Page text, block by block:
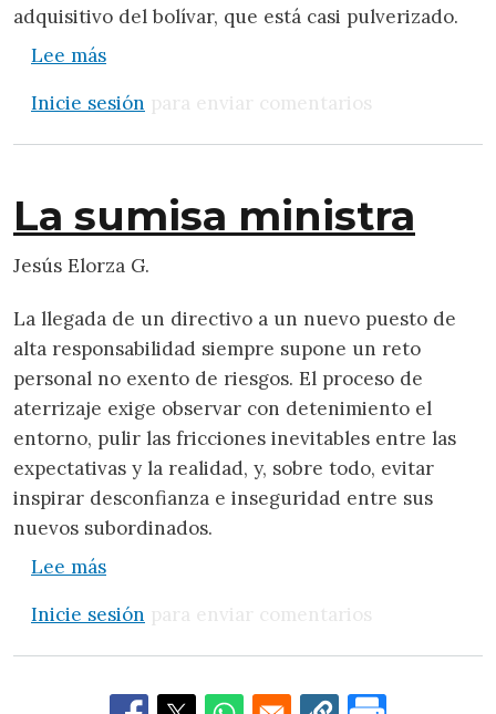
adquisitivo del bolívar, que está casi pulverizado.
Lee mássobre ¿Dolarización de nuestra economía?
Inicie sesión para enviar comentarios
La sumisa ministra
Jesús Elorza G.
La llegada de un directivo a un nuevo puesto de
alta responsabilidad siempre supone un reto
personal no exento de riesgos. El proceso de
aterrizaje exige observar con detenimiento el
entorno, pulir las fricciones inevitables entre las
expectativas y la realidad, y, sobre todo, evitar
inspirar desconfianza e inseguridad entre sus
nuevos subordinados.
Lee mássobre La sumisa ministra
Inicie sesión para enviar comentarios